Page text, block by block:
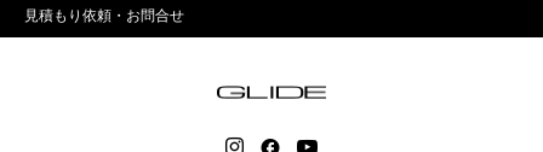
見積もり依頼・お問合せ